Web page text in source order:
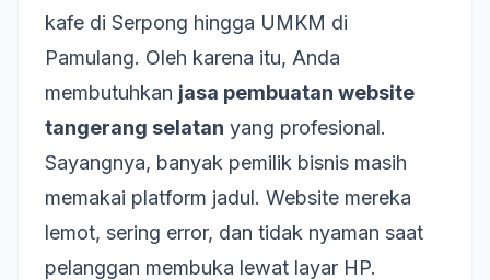
kafe di Serpong hingga UMKM di
Pamulang. Oleh karena itu, Anda
membutuhkan jasa pembuatan website
tangerang selatan yang profesional.
Sayangnya, banyak pemilik bisnis masih
memakai platform jadul. Website mereka
lemot, sering error, dan tidak nyaman saat
pelanggan membuka lewat layar HP.